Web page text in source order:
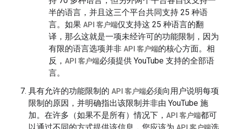
半的语言，并且这三个平台共同支持 25 种语
言。如果 API 客户端仅支持这 25 种语言的翻
译，那么这就是一项未经许可的功能限制，因为
有限的语言选项并非 API 客户端的核心方面。相
反， API 客户端必须提供 YouTube 支持的全部语
言。
具有允许的功能限制的 API 客户端必须向用户说明每项
限制的原因，并明确指出该限制并非由 YouTube 施
加。在许多（如果不是所有）情况下， API 客户端都可